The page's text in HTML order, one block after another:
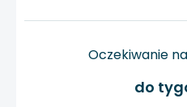
Oczekiwanie
do